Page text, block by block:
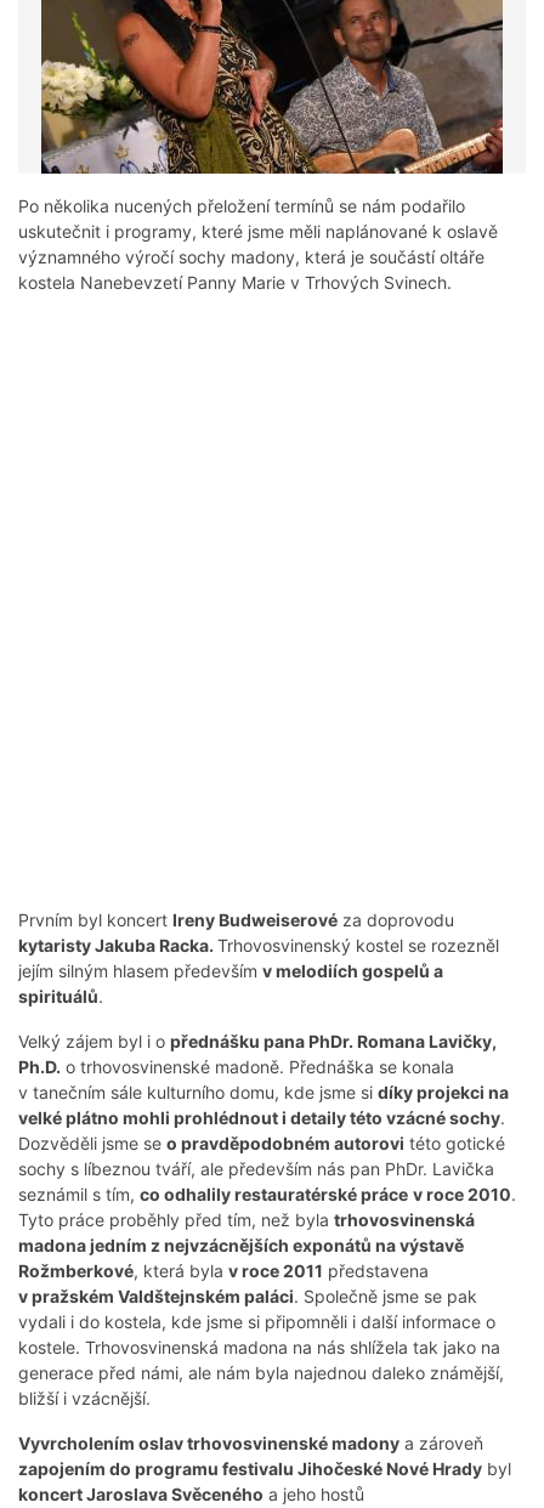
Po několika nucených přeložení termínů se nám podařilo
uskutečnit i programy, které jsme měli naplánované k oslavě
významného výročí sochy madony, která je součástí oltáře
kostela Nanebevzetí Panny Marie v Trhových Svinech.
Prvním byl koncert Ireny Budweiserové za doprovodu
kytaristy Jakuba Racka. Trhovosvinenský kostel se rozezněl
jejím silným hlasem především v melodiích gospelů a
spirituálů.
Velký zájem byl i o přednášku pana PhDr. Romana Lavičky,
Ph.D. o trhovosvinenské madoně. Přednáška se konala
v tanečním sále kulturního domu, kde jsme si díky projekci na
velké plátno mohli prohlédnout i detaily této vzácné sochy.
Dozvěděli jsme se o pravděpodobném autorovi této gotické
sochy s líbeznou tváří, ale především nás pan PhDr. Lavička
seznámil s tím, co odhalily restauratérské práce v roce 2010.
Tyto práce proběhly před tím, než byla trhovosvinenská
madona jedním z nejvzácnějších exponátů na výstavě
Rožmberkové, která byla v roce 2011 představena
v pražském Valdštejnském paláci. Společně jsme se pak
vydali i do kostela, kde jsme si připomněli i další informace o
kostele. Trhovosvinenská madona na nás shlížela tak jako na
generace před námi, ale nám byla najednou daleko známější,
bližší i vzácnější.
Vyvrcholením oslav trhovosvinenské madony a zároveň
zapojením do programu festivalu Jihočeské Nové Hrady byl
koncert Jaroslava Svěceného a jeho hostů